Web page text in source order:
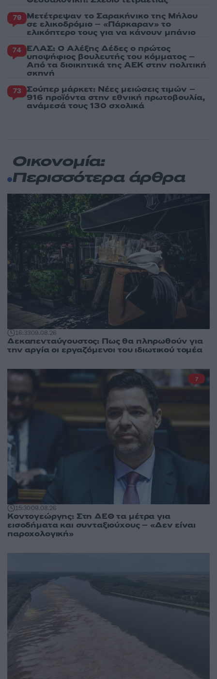
79 Μετέτρεψαν το Σαρακήνικο της Μήλου
σε ελικοδρόμιο – «Πάρκαραν» το
ελικόπτερο τους για να κάνουν μπάνιο
74 ΕΛΑΣ: Ο Αλέξης Δέδες ο πρώτος
υποψήφιος βουλευτής του κόμματος –
Από τα διοικητικά της ΑΕΚ στην πολιτική
σκηνή
73 Σούπερ μάρκετ: Νέες μειώσεις τιμών –
916 προϊόντα στην εθνική πρωτοβουλία,
ανάμεσά τους 130 σχολικά
Οικονομία:
Περισσότερα άρθρα
16:3309.08.26
Δεκαπενταύγουστος: Πως θα πληρωθούν για
την αργία οι εργαζόμενοι του ιδιωτικού τομέα
15:3009.08.26
Κοντογεώργης: Στη ΔΕΘ τα μέτρα για
εισοδήματα και συνταξιούχους – «Δεν είναι
παροχολογική»
7